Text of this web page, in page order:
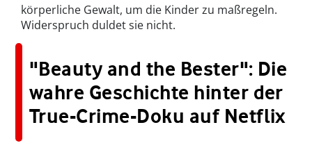
körperliche Gewalt, um die Kinder zu maßregeln.
Widerspruch duldet sie nicht.
"Beauty and the Bester": Die
wahre Geschichte hinter der
True-Crime-Doku auf Netflix